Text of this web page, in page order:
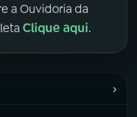
a Ouvidoria da
Clique aqui.
›